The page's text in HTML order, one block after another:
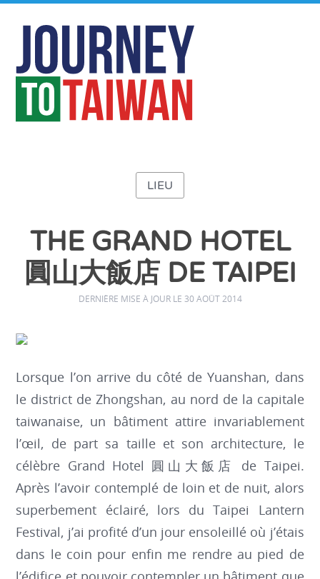
LIEU
THE GRAND HOTEL
圓山大飯店 DE TAIPEI
DERNIÈRE MISE À JOUR LE 30 AOÛT 2014
Lorsque l’on arrive du côté de Yuanshan, dans
le district de Zhongshan, au nord de la capitale
taiwanaise, un bâtiment attire invariablement
l’œil, de part sa taille et son architecture, le
célèbre Grand Hotel 圓山大飯店 de Taipei.
Après l’avoir contemplé de loin et de nuit, alors
superbement éclairé, lors du Taipei Lantern
Festival, j’ai profité d’un jour ensoleillé où j’étais
dans le coin pour enfin me rendre au pied de